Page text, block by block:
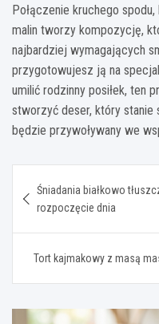
Połączenie kruchego
malin tworzy kompozycję,
najbardziej wymagających
przygotowujesz ją na
umilić rodzinny posiłek, ten
stworzyć deser, który stanie
będzie przywoływany we
wpisu
Śniadania białkowo
rozpoczęcie dnia
Tort kajmakowy z masą